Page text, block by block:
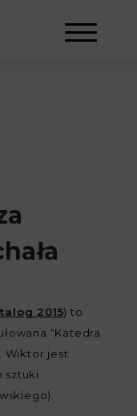
2015) to
“Katedra
Wiktor jest
sztuki